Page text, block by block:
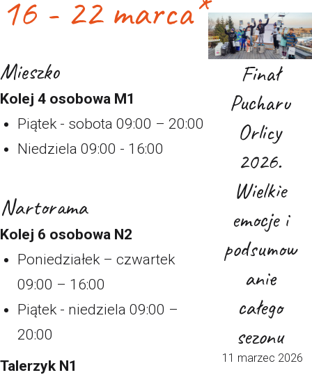
16 - 22 marca*
Mieszko
Kolej 4 osobowa M1
Piątek - sobota 09:00 – 20:00
Niedziela 09:00 - 16:00
Nartorama
Kolej 6 osobowa N2
Poniedziałek – czwartek
09:00 – 16:00
Piątek - niedziela 09:00 –
20:00
Talerzyk N1
Finał
Pucharu
Orlicy
2026.
Wielkie
emocje i
podsumow
anie
całego
sezonu
11 marzec 2026